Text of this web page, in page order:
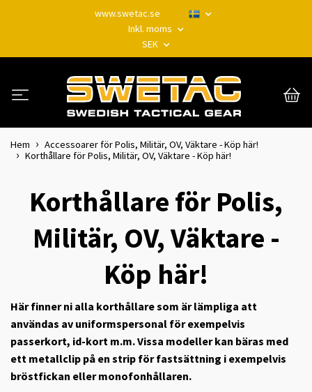
www.swetac.se
Inkl. moms
SEK
Hem
Accessoarer för Polis, Militär, OV, Väktare - Köp här!
Korthållare för Polis, Militär, OV, Väktare - Köp här!
Korthållare för Polis,
Militär, OV, Väktare -
Köp här!
Här finner ni alla korthållare som är lämpliga att
användas av uniformspersonal för exempelvis
passerkort, id-kort m.m. Vissa modeller kan bäras med
ett metallclip på en strip för fastsättning i exempelvis
bröstfickan eller monofonhållaren.